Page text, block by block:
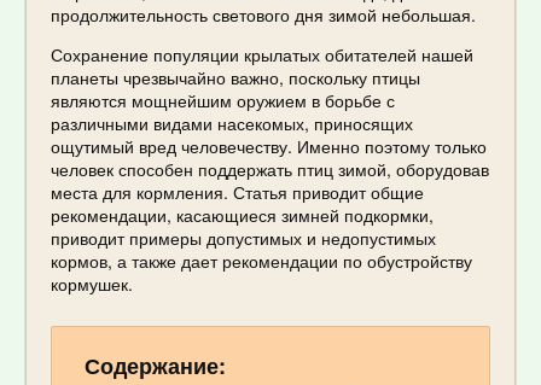
продолжительность светового дня зимой небольшая.
Сохранение популяции крылатых обитателей нашей
планеты чрезвычайно важно, поскольку птицы
являются мощнейшим оружием в борьбе с
различными видами насекомых, приносящих
ощутимый вред человечеству. Именно поэтому только
человек способен поддержать птиц зимой, оборудовав
места для кормления. Статья приводит общие
рекомендации, касающиеся зимней подкормки,
приводит примеры допустимых и недопустимых
кормов, а также дает рекомендации по обустройству
кормушек.
Содержание: